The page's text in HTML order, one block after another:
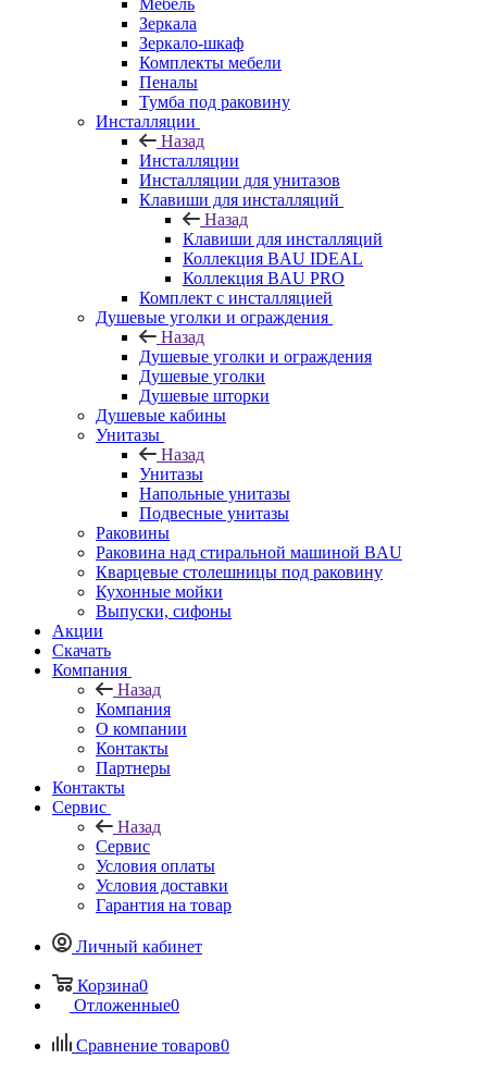
Мебель
Зеркала
Зеркало-шкаф
Комплекты мебели
Пеналы
Тумба под раковину
Инсталляции
Назад
Инсталляции
Инсталляции для унитазов
Клавиши для инсталляций
Назад
Клавиши для инсталляций
Коллекция BAU IDEAL
Коллекция BAU PRO
Комплект с инсталляцией
Душевые уголки и ограждения
Назад
Душевые уголки и ограждения
Душевые уголки
Душевые шторки
Душевые кабины
Унитазы
Назад
Унитазы
Напольные унитазы
Подвесные унитазы
Раковины
Раковина над стиральной машиной BAU
Кварцевые столешницы под раковину
Кухонные мойки
Выпуски, сифоны
Акции
Скачать
Компания
Назад
Компания
О компании
Контакты
Партнеры
Контакты
Сервис
Назад
Сервис
Условия оплаты
Условия доставки
Гарантия на товар
Личный кабинет
Корзина0
Отложенные0
Сравнение товаров0